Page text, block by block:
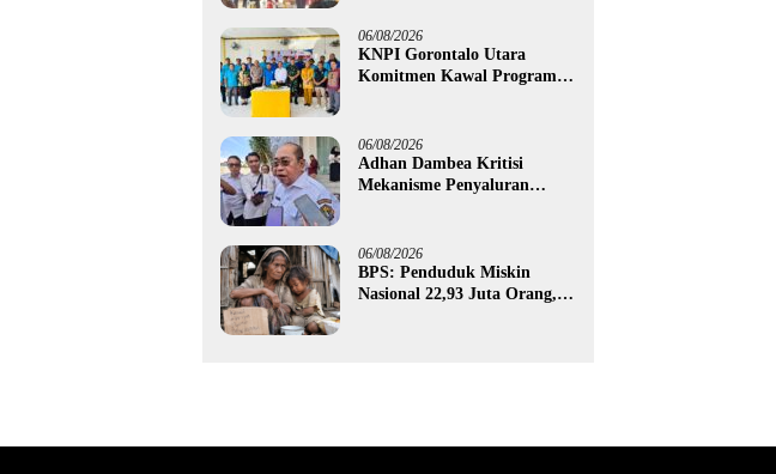
untuk 395 Pelaku Usaha
06/08/2026
KNPI Gorontalo Utara
Komitmen Kawal Program
06/08/2026
Adhan Dambea Kritisi
Mekanisme Penyaluran
06/08/2026
BPS: Penduduk Miskin
Nasional 22,93 Juta Orang,